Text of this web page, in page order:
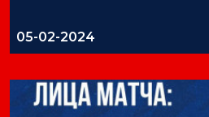
05-02-2024